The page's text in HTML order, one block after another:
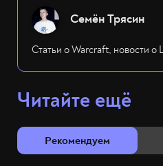
Семён Трясин
Статьи о Warcraft, новости
Читайте ещё
Рекомендуем